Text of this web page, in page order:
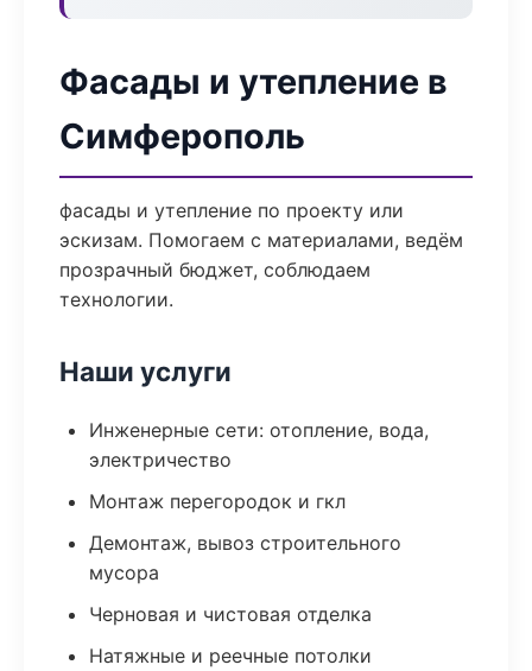
Фасады и утепление в
Симферополь
фасады и утепление по проекту или
эскизам. Помогаем с материалами, ведём
прозрачный бюджет, соблюдаем
технологии.
Наши услуги
Инженерные сети: отопление, вода,
электричество
Монтаж перегородок и гкл
Демонтаж, вывоз строительного
мусора
Черновая и чистовая отделка
Натяжные и реечные потолки